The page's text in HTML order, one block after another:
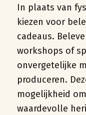
In plaats van
kiezen voor
cadeaus.
workshops of
onvergetelijke
produceren.
mogelijkheid
waardevolle